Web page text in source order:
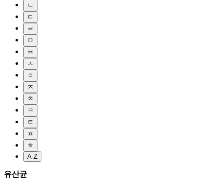
ㄴ
ㄷ
ㄹ
ㅁ
ㅂ
ㅅ
ㅇ
ㅈ
ㅊ
ㅋ
ㅌ
ㅍ
ㅎ
A-Z
유산균